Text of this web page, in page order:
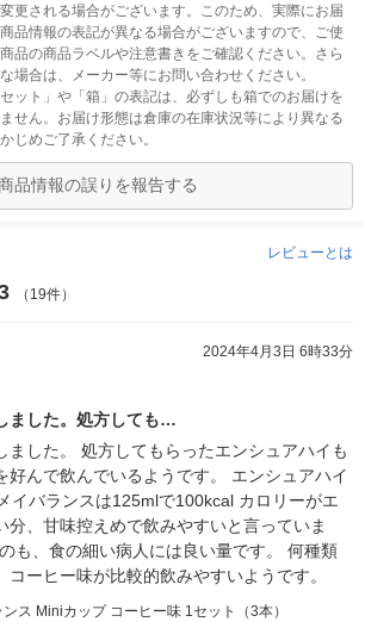
更される場合がございます。このため、実際にお届
品情報の表記が異なる場合がございますので、ご使
品の商品ラベルや注意書きをご確認ください。さら
場合は、メーカー等にお問い合わせください。
ット」や「箱」の表記は、必ずしも箱でのお届けを
せん。お届け形態は倉庫の在庫状況等により異なる
じめご了承ください。
品情報の誤りを報告する
レビューとは
（19件）
2024年4月3日 6時33分
ました。処方しても…
ました。 処方してもらったエンシュアハイも
好んで飲んでいるようです。 エンシュアハイ
イバランスは125mlで100kcal カロリーがエ
分、甘味控えめで飲みやすいと言っていま
も、食の細い病人には良い量です。 何種類
ーヒー味が比較的飲みやすいようです。
ス Miniカップ コーヒー味 1セット（3本）